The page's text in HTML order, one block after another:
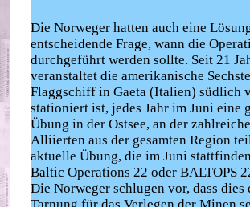
Die Norweger hatten auch eine
entscheidende Frage, wann die
durchgeführt werden sollte. Seit 21
veranstaltet die amerikanische
Flaggschiff in Gaeta (Italien) südlich
stationiert ist, jedes Jahr im Juni eine
Übung in der Ostsee, an der
Alliierten aus der gesamten Region
aktuelle Übung, die im Juni
Baltic Operations 22 oder BALTOPS
Die Norweger schlugen vor, dass dies